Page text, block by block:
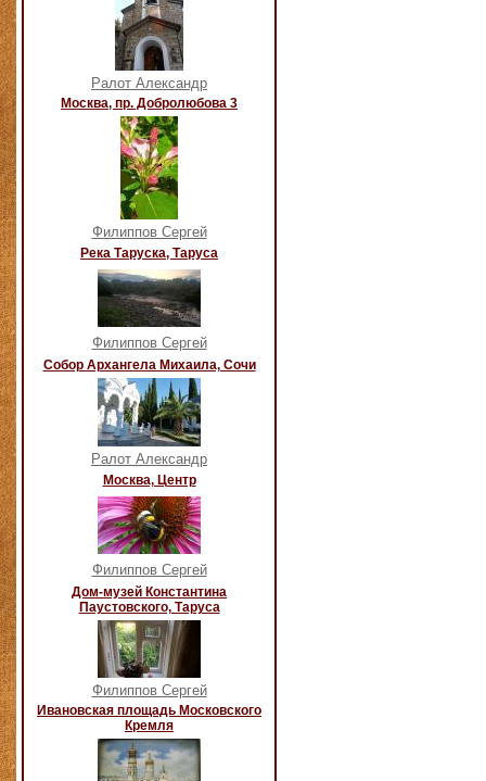
Ралот Александр
Москва, пр. Добролюбова 3
Филиппов Сергей
Река Таруска, Таруса
Филиппов Сергей
Собор Архангела Михаила, Сочи
Ралот Александр
Москва, Центр
Филиппов Сергей
Дом-музей Константина
Паустовского, Таруса
Филиппов Сергей
Ивановская площадь Московского
Кремля